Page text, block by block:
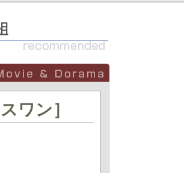
ワン］